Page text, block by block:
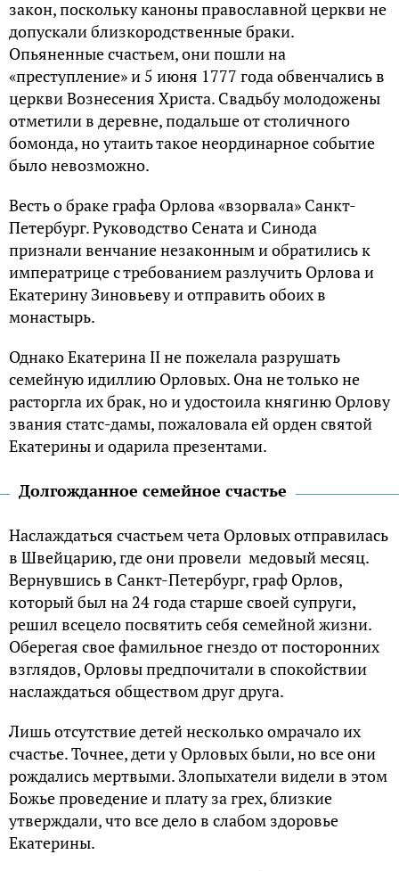
закон, поскольку каноны православной церкви не
допускали близкородственные браки.
Опьяненные счастьем, они пошли на
«преступление» и 5 июня 1777 года обвенчались в
церкви Вознесения Христа. Свадьбу молодожены
отметили в деревне, подальше от столичного
бомонда, но утаить такое неординарное событие
было невозможно.
Весть о браке графа Орлова «взорвала» Санкт-
Петербург. Руководство Сената и Синода
признали венчание незаконным и обратились к
императрице с требованием разлучить Орлова и
Екатерину Зиновьеву и отправить обоих в
монастырь.
Однако Екатерина II не пожелала разрушать
семейную идиллию Орловых. Она не только не
расторгла их брак, но и удостоила княгиню Орлову
звания статс-дамы, пожаловала ей орден святой
Екатерины и одарила презентами.
Долгожданное семейное счастье
Наслаждаться счастьем чета Орловых отправилась
в Швейцарию, где они провели медовый месяц.
Вернувшись в Санкт-Петербург, граф Орлов,
который был на 24 года старше своей супруги,
решил всецело посвятить себя семейной жизни.
Оберегая свое фамильное гнездо от посторонних
взглядов, Орловы предпочитали в спокойствии
наслаждаться обществом друг друга.
Лишь отсутствие детей несколько омрачало их
счастье. Точнее, дети у Орловых были, но все они
рождались мертвыми. Злопыхатели видели в этом
Божье проведение и плату за грех, близкие
утверждали, что все дело в слабом здоровье
Екатерины.